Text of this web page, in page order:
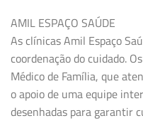
AMIL ESPAÇO SAÚDE
As clínicas Amil Espaço
coordenação do cuidado.
Médico de Família, que
o apoio de uma equipe
desenhadas para garantir